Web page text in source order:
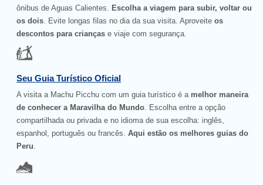
ônibus de Aguas Calientes. Escolha a viagem para subir, voltar ou
os dois . Evite longas filas no dia da sua visita. Aproveiteos
descontos para crianças e viaje com segurança.
Seu Guia Turístico Oficial
A visita a Machu Picchu com um guia turístico é a melhor maneira
de conhecer a Maravilha do Mundo. Escolha entre a opção
compartilhada ou privada e no idioma de sua escolha: inglês,
espanhol, português ou francês. Aqui estão os melhores guias do
Peru.